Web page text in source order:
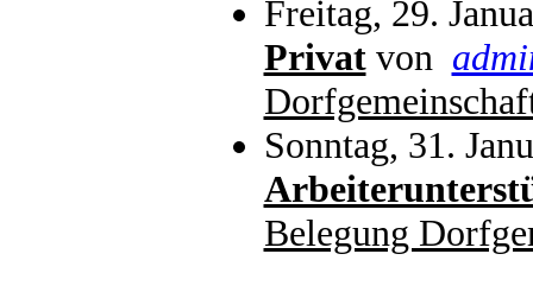
Freitag, 29.
Privatvon
Sonntag, 31.
Belegung